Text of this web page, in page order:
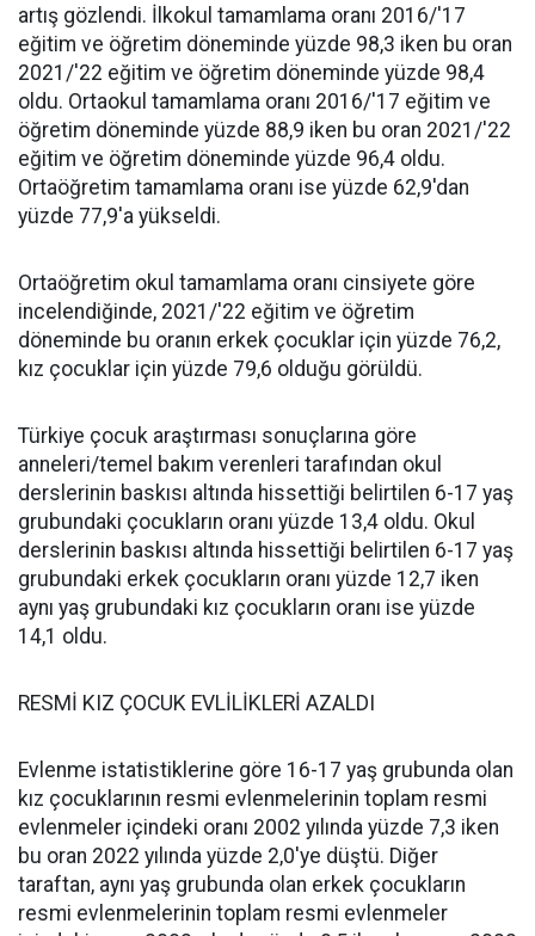
artış gözlendi. İlkokul tamamlama oranı 2016/'17
eğitim ve öğretim döneminde yüzde 98,3 iken bu oran
2021/'22 eğitim ve öğretim döneminde yüzde 98,4
oldu. Ortaokul tamamlama oranı 2016/'17 eğitim ve
öğretim döneminde yüzde 88,9 iken bu oran 2021/'22
eğitim ve öğretim döneminde yüzde 96,4 oldu.
Ortaöğretim tamamlama oranı ise yüzde 62,9'dan
yüzde 77,9'a yükseldi.
Ortaöğretim okul tamamlama oranı cinsiyete göre
incelendiğinde, 2021/'22 eğitim ve öğretim
döneminde bu oranın erkek çocuklar için yüzde 76,2,
kız çocuklar için yüzde 79,6 olduğu görüldü.
Türkiye çocuk araştırması sonuçlarına göre
anneleri/temel bakım verenleri tarafından okul
derslerinin baskısı altında hissettiği belirtilen 6-17 yaş
grubundaki çocukların oranı yüzde 13,4 oldu. Okul
derslerinin baskısı altında hissettiği belirtilen 6-17 yaş
grubundaki erkek çocukların oranı yüzde 12,7 iken
aynı yaş grubundaki kız çocukların oranı ise yüzde
14,1 oldu.
RESMİ KIZ ÇOCUK EVLİLİKLERİ AZALDI
Evlenme istatistiklerine göre 16-17 yaş grubunda olan
kız çocuklarının resmi evlenmelerinin toplam resmi
evlenmeler içindeki oranı 2002 yılında yüzde 7,3 iken
bu oran 2022 yılında yüzde 2,0'ye düştü. Diğer
taraftan, aynı yaş grubunda olan erkek çocukların
resmi evlenmelerinin toplam resmi evlenmeler